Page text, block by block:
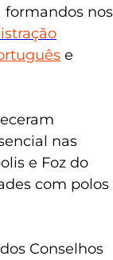
formandos nos
e
nas
e Foz do
com polos
Conselhos